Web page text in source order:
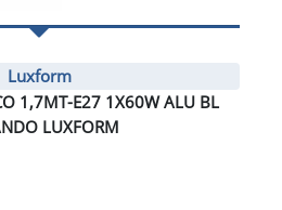
Luxform
1,7MT-E27 1X60W ALU BL
LUXFORM